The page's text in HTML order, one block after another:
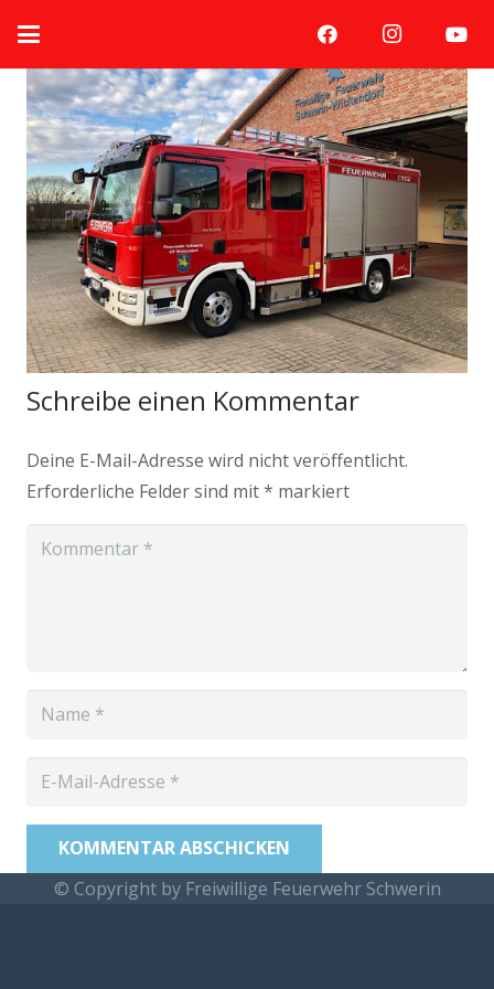
Schreibe einen Kommentar
Deine E-Mail-Adresse wird nicht veröffentlicht.
Erforderliche Felder sind mit* markiert
KOMMENTAR ABSCHICKEN
© Copyright by Freiwillige Feuerwehr Schwerin